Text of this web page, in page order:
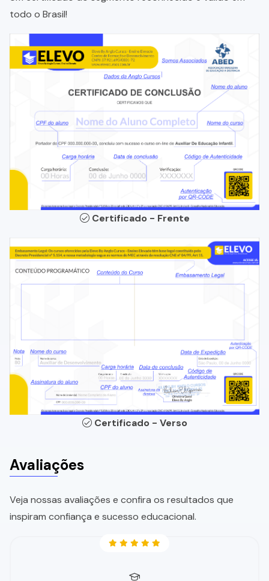
todo o Brasil!
Certificado - Frente
Certificado - Verso
Avaliações
Veja nossas avaliações e confira os resultados que
inspiram confiança e sucesso educacional.